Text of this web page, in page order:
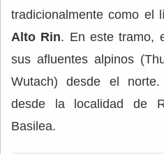
tradicionalmente como el
Alto Rin. En este tramo,
sus afluentes alpinos
Wutach) desde el
desde la localidad de
Basilea.